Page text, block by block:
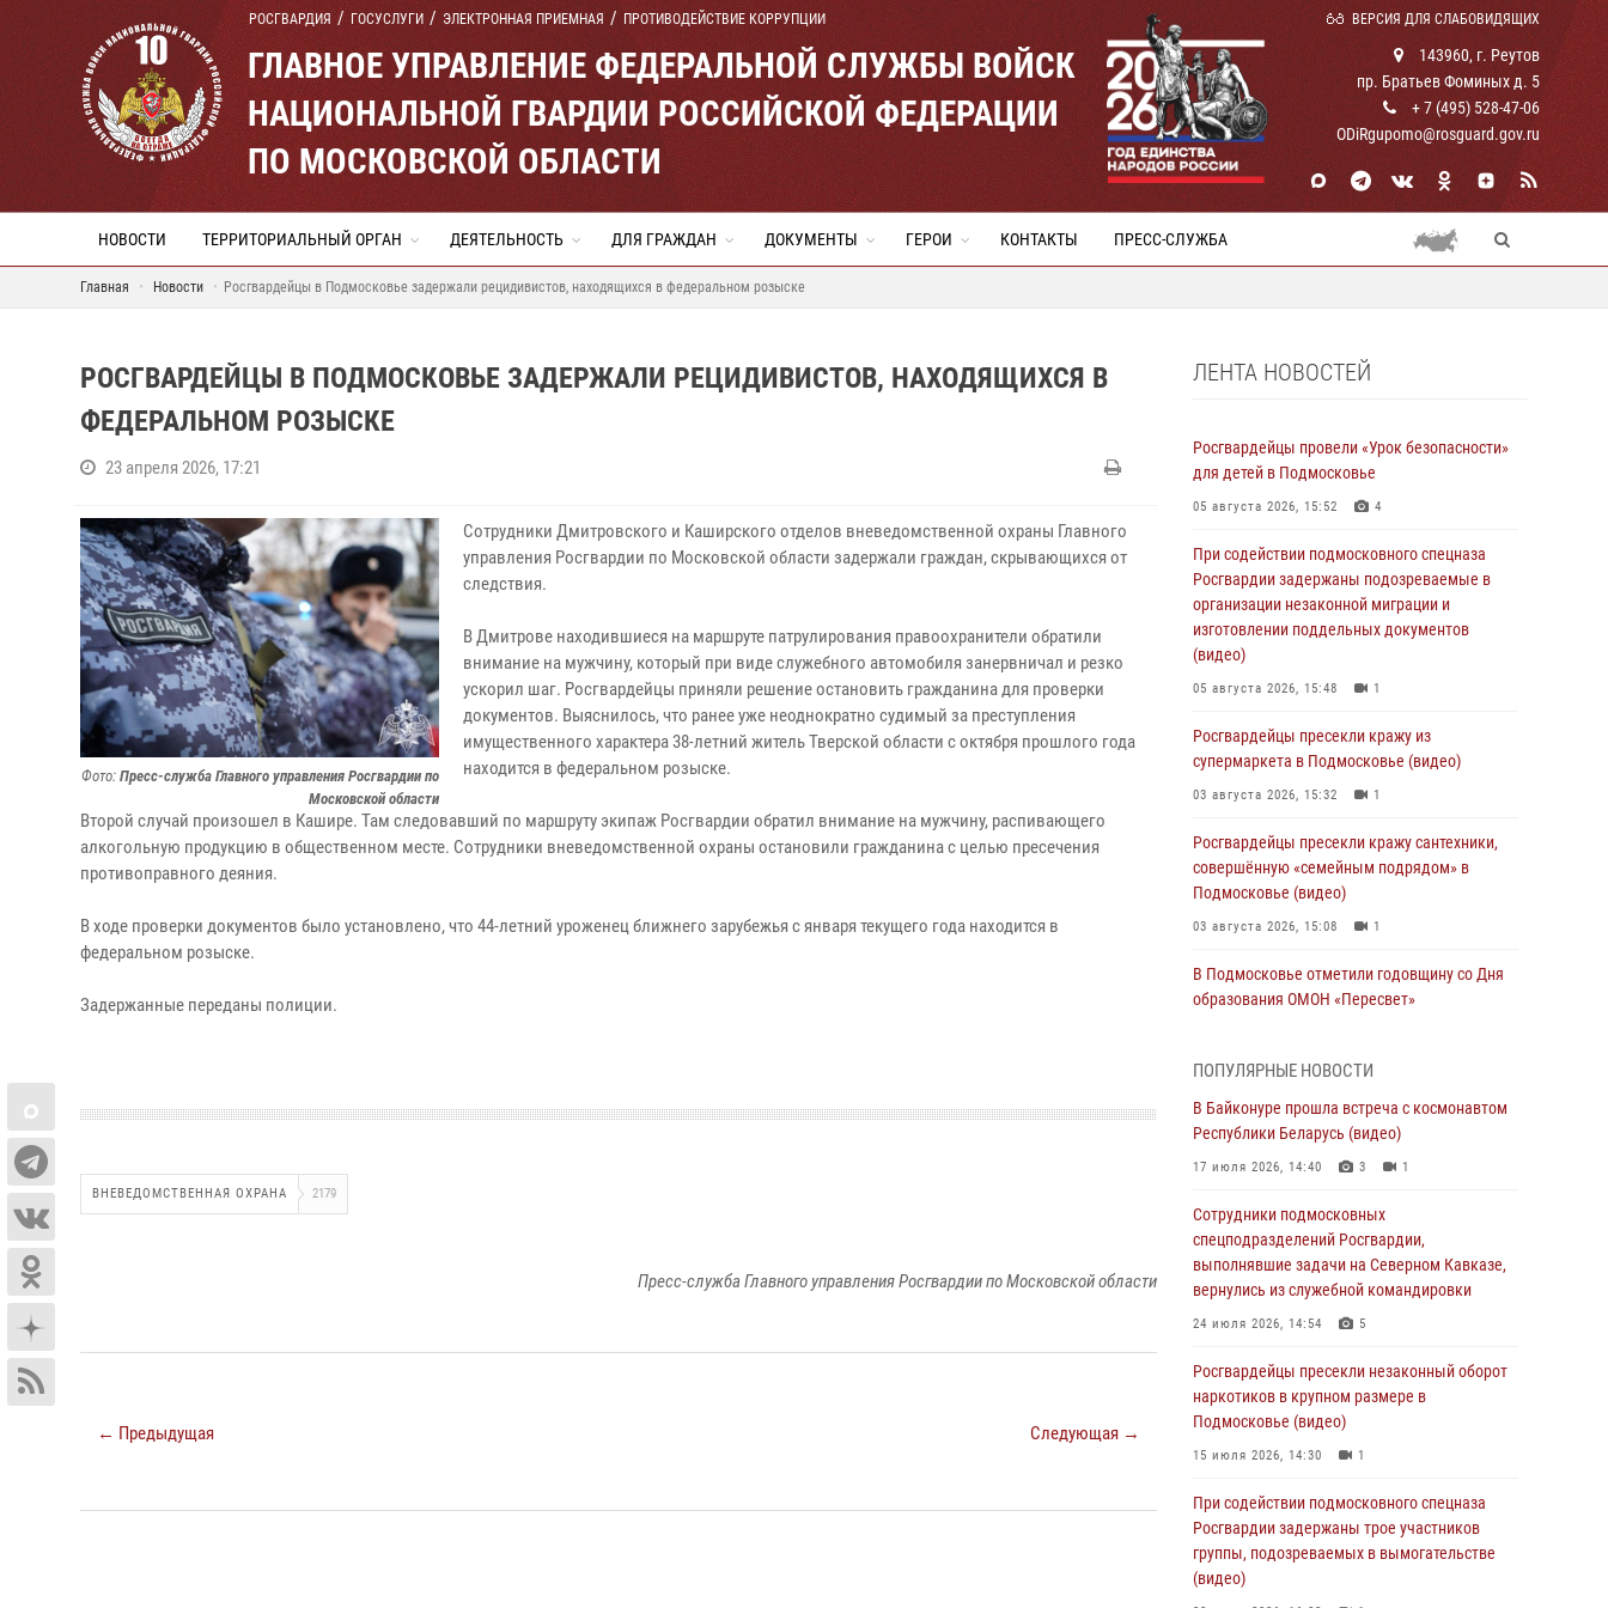
РОСГВАРДИЯ ГОСУСЛУГИ ЭЛЕКТРОННАЯ ПРИЕМНАЯ ПРОТИВОДЕЙСТВИЕ КОРРУПЦИИ ВЕРСИЯ ДЛЯ СЛАБОВИДЯЩИХ
ГЛАВНОЕ УПРАВЛЕНИЕ ФЕДЕРАЛЬНОЙ СЛУЖБЫ ВОЙСК
НАЦИОНАЛЬНОЙ ГВАРДИИ РОССИЙСКОЙ ФЕДЕРАЦИИ
ПО МОСКОВСКОЙ ОБЛАСТИ
143960, г. Реутов
пр. Братьев Фоминых д. 5
+ 7 (495) 528-47-06
ODiRgupomo@rosguard.gov.ru
НОВОСТИ ТЕРРИТОРИАЛЬНЫЙ ОРГАН ДЕЯТЕЛЬНОСТЬ ДЛЯ ГРАЖДАН ДОКУМЕНТЫ ГЕРОИ КОНТАКТЫ ПРЕСС-СЛУЖБА
Главная Новости Росгвардейцы в Подмосковье задержали рецидивистов, находящихся в федеральном розыске
РОСГВАРДЕЙЦЫ В ПОДМОСКОВЬЕ ЗАДЕРЖАЛИ РЕЦИДИВИСТОВ, НАХОДЯЩИХСЯ В
ФЕДЕРАЛЬНОМ РОЗЫСКЕ
23 апреля 2026, 17:21
Фото: Пресс-служба Главного управления Росгвардии по
Московской области
Сотрудники Дмитровского и Каширского отделов вневедомственной охраны Главного
управления Росгвардии по Московской области задержали граждан, скрывающихся от
следствия.
В Дмитрове находившиеся на маршруте патрулирования правоохранители обратили
внимание на мужчину, который при виде служебного автомобиля занервничал и резко
ускорил шаг. Росгвардейцы приняли решение остановить гражданина для проверки
документов. Выяснилось, что ранее уже неоднократно судимый за преступления
имущественного характера 38-летний житель Тверской области с октября прошлого года
находится в федеральном розыске.
Второй случай произошел в Кашире. Там следовавший по маршруту экипаж Росгвардии обратил внимание на мужчину, распивающего
алкогольную продукцию в общественном месте. Сотрудники вневедомственной охраны остановили гражданина с целью пресечения
противоправного деяния.
В ходе проверки документов было установлено, что 44-летний уроженец ближнего зарубежья с января текущего года находится в
федеральном розыске.
Задержанные переданы полиции.
ВНЕВЕДОМСТВЕННАЯ ОХРАНА 2179
Пресс-служба Главного управления Росгвардии по Московской области
← Предыдущая Следующая →
ЛЕНТА НОВОСТЕЙ
Росгвардейцы провели «Урок безопасности»
для детей в Подмосковье
05 августа 2026, 15:52 4
При содействии подмосковного спецназа
Росгвардии задержаны подозреваемые в
организации незаконной миграции и
изготовлении поддельных документов
(видео)
05 августа 2026, 15:48 1
Росгвардейцы пресекли кражу из
супермаркета в Подмосковье (видео)
03 августа 2026, 15:32 1
Росгвардейцы пресекли кражу сантехники,
совершённую «семейным подрядом» в
Подмосковье (видео)
03 августа 2026, 15:08 1
В Подмосковье отметили годовщину со Дня
образования ОМОН «Пересвет»
Офицер подмосковного главка Росгвардии
стал гостем эфира «Радио 1»
01 августа 2026, 17:57
подозреваемого в краже на крупную сумму в
Подмосковье
31 июля 2026, 13:00
Росгвардейцы задержали подозреваемых в
(видео)
31 июля 2026, 09:00
В Главном управлении Росгвардии по
торжественное собрание, посвященное
юбилею образования региональной
общественной организации ветеранов войск
правопорядка (видео)
ПОПУЛЯРНЫЕ НОВОСТИ
В Байконуре прошла встреча с космонавтом
Республики Беларусь (видео)
17 июля 2026, 14:40 3 1
Сотрудники подмосковных
спецподразделений Росгвардии,
выполнявшие задачи на Северном Кавказе,
вернулись из служебной командировки
24 июля 2026, 14:54 5
Росгвардейцы пресекли незаконный оборот
наркотиков в крупном размере в
Подмосковье (видео)
15 июля 2026, 14:30 1
При содействии подмосковного спецназа
Росгвардии задержаны трое участников
группы, подозреваемых в вымогательстве
(видео)